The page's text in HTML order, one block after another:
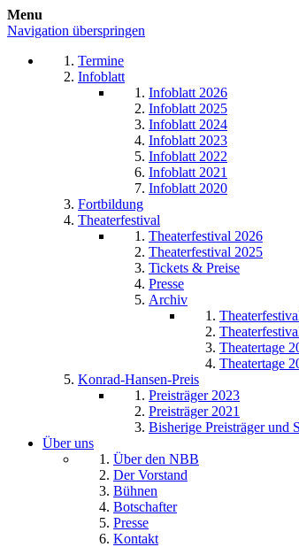
Menu
Navigation überspringen
Termine
Infoblatt
Infoblatt 2026
Infoblatt 2025
Infoblatt 2024
Infoblatt 2023
Infoblatt 2022
Infoblatt 2021
Infoblatt 2020
Fortbildung
Theaterfestival
Theaterfestival 2026
Theaterfestival 2025
Tickets & Preise
Presse
Archiv
Theatertage
Theatertage
Konrad-Hansen-Preis
Preisträger 2023
Preisträger 2021
Bisherige Preisträger und
Über uns
Über den NBB
Der Vorstand
Bühnen
Botschafter
Presse
Kontakt